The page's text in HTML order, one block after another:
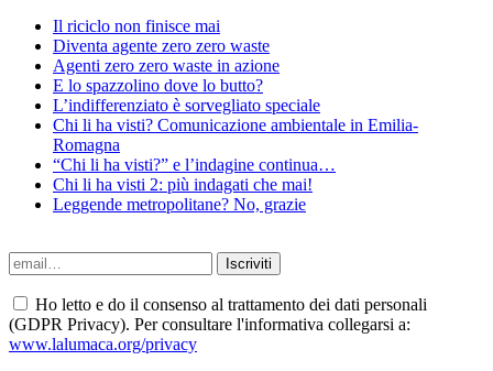
Il riciclo non finisce mai
Diventa agente zero zero waste
Agenti zero zero waste in azione
E lo spazzolino dove lo butto?
L’indifferenziato è sorvegliato speciale
Chi li ha visti? Comunicazione ambientale in Emilia-
Romagna
“Chi li ha visti?” e l’indagine continua…
Chi li ha visti 2: più indagati che mai!
Leggende metropolitane? No, grazie
Ho letto e do il consenso al trattamento dei dati personali
(GDPR Privacy). Per consultare l'informativa collegarsi a:
www.lalumaca.org/privacy